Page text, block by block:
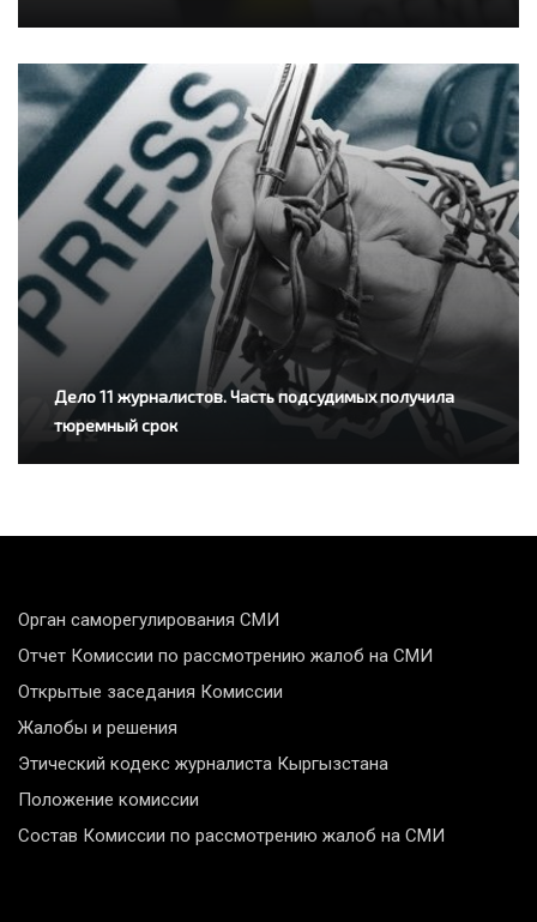
Дело 11 журналистов. Часть подсудимых получила
тюремный срок
Орган саморегулирования СМИ
Отчет Комиссии по рассмотрению жалоб на СМИ
Открытые заседания Комиссии
Жалобы и решения
Этический кодекс журналиста Кыргызстана
Положение комиссии
Состав Комиссии по рассмотрению жалоб на СМИ